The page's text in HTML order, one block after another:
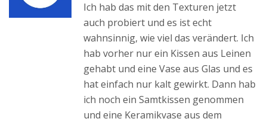
Ich hab das mit den Texturen jetzt
auch probiert und es ist echt
wahnsinnig, wie viel das verändert. Ich
hab vorher nur ein Kissen aus Leinen
gehabt und eine Vase aus Glas und es
hat einfach nur kalt gewirkt. Dann hab
ich noch ein Samtkissen genommen
und eine Keramikvase aus dem